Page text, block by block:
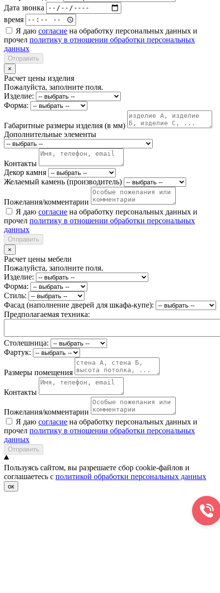
Дата звонка
время
Я даю согласие на обработку персональных данных и
прочел политику в отношении обработки персональных
данных
Отправить
×
Расчет цены изделия
Пожалуйста, заполните поля.
Изделие:
Форма:
Габаритные размеры изделия (в мм)
Дополнительные элементы
Контакты
Декор камня
Желаемый камень (производитель)
Пожелания/комментарии
Я даю согласие на обработку персональных данных и
прочел политику в отношении обработки персональных
данных
Отправить
×
Расчет цены мебели
Пожалуйста, заполните поля.
Изделие:
Форма:
Стиль:
Фасад (наполнение дверей для шкафа-купе):
Предполагаемая техника:
Столешница:
Фартук:
Размеры помещения
Контакты
Пожелания/комментарии
Я даю согласие на обработку персональных данных и
прочел политику в отношении обработки персональных
данных
Отправить
Пользуясь сайтом, вы разрешаете сбор cookie-файлов и
соглашаетесь с политикой обработки персональных данных
ок